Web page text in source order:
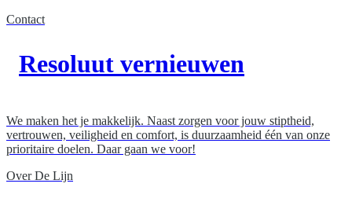
Contact
Resoluut vernieuwen
We maken het je makkelijk. Naast zorgen voor jouw stiptheid,
vertrouwen, veiligheid en comfort, is duurzaamheid één van onze
prioritaire doelen. Daar gaan we voor!
Over De Lijn